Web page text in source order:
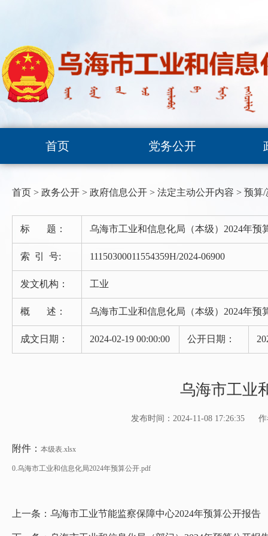
首页 党务公开
首页 > 政务公开 > 政府信息公开 > 法定主动公开内容 > 预算/
标 题： 乌海市工业和信息化局（本级）2024年预
索 引 号: 11150300011554359H/2024-06900
发文机构： 工业
概 述： 乌海市工业和信息化局（本级）2024年预
成文日期： 2024-02-19 00:00:00 公开日期：
乌海市工业
发布时间：2024-11-08 17:26:35
附件： 本级表.xlsx
0.乌海市工业和信息化局2024年预算公开.pdf
上一条： 乌海市工业节能监察保障中心2024年预算公开报告